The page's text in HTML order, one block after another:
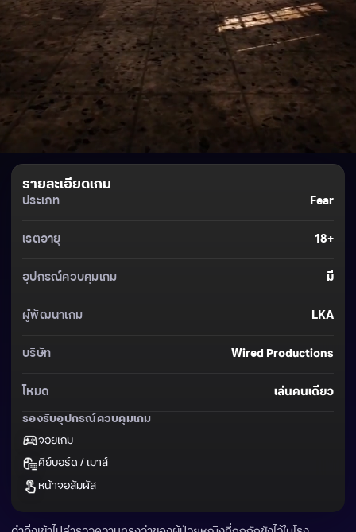
รายละเอียดเกม
ประเภท Fear
เรตอายุ 18+
อุปกรณ์ควบคุมเกม มี
ผู้พัฒนาเกม LKA
บริษัท Wired Productions
โหมด เล่นคนเดียว
รองรับอุปกรณ์ควบคุมเกม
จอยเกม
คีย์บอร์ด / เมาส์
หน้าจอสัมผัส